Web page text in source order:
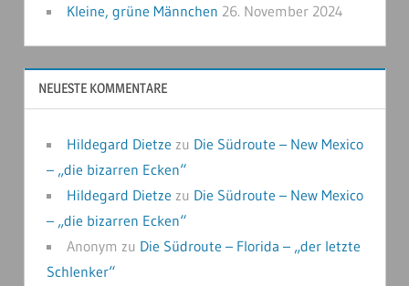
Kleine, grüne Männchen 26. November 2024
NEUESTE KOMMENTARE
Hildegard Dietze zu Die Südroute – New Mexico
– „die bizarren Ecken“
Hildegard Dietze zu Die Südroute – New Mexico
– „die bizarren Ecken“
Anonym zu Die Südroute – Florida – „der letzte
Schlenker“